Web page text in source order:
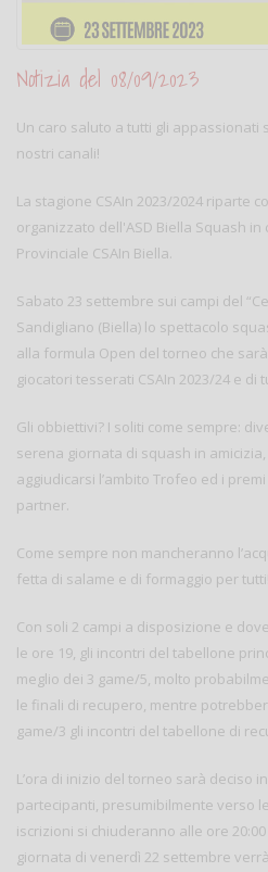
Notizia del 08/09/2023
Un caro saluto a tutti gli appassionati
nostri canali!
La stagione CSAIn 2023/2024 riparte
organizzato dell'ASD Biella Squash
Provinciale CSAIn Biella.
Sabato 23 settembre sui campi del
Sandigliano (Biella) lo spettacolo
alla formula Open del torneo che
giocatori tesserati CSAIn 2023/24 e di
Gli obbiettivi? I soliti come sempre:
serena giornata di squash in
aggiudicarsi l’ambito Trofeo ed i
partner.
Come sempre non mancheranno
fetta di salame e di formaggio per tutti!
Con soli 2 campi a disposizione e
le ore 19, gli incontri del tabellone
meglio dei 3 game/5, molto
le finali di recupero, mentre
game/3 gli incontri del tabellone di
L’ora di inizio del torneo sarà deciso
partecipanti, presumibilmente verso
iscrizioni si chiuderanno alle ore
giornata di venerdì 22 settembre